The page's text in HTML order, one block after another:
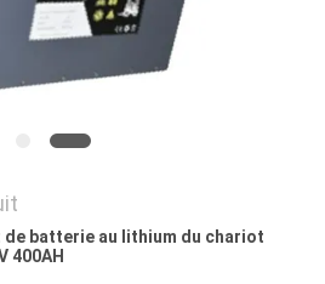
batterie au lithium du chariot
400AH